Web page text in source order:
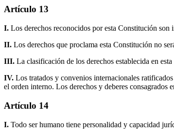
Artículo 13
I. Los derechos reconocidos por esta Constitución
II. Los derechos que proclama esta Constitución no
III. La clasificación de los derechos establecida en
IV. Los tratados y convenios internacionales
el orden interno. Los derechos y deberes
Artículo 14
I. Todo ser humano tiene personalidad y capacidad